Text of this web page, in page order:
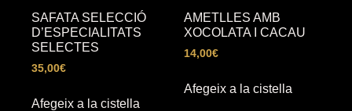
SAFATA SELECCIÓ
D’ESPECIALITATS
SELECTES
35,00€
Afegeix a la cistella
AMETLLES AMB
XOCOLATA I CACAU
14,00€
Afegeix a la cistella